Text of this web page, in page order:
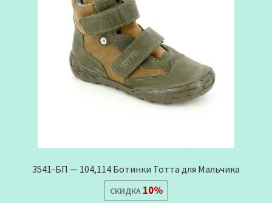
3541-БП — 104,114 Ботинки Тотта для Мальчика
СКИДКА10%